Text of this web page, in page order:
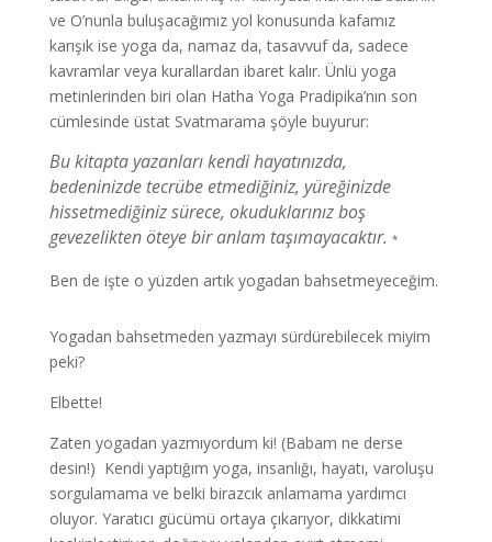
ve O’nunla buluşacağımız yol konusunda kafamız
karışık ise yoga da, namaz da, tasavvuf da, sadece
kavramlar veya kurallardan ibaret kalır. Ünlü yoga
metinlerinden biri olan Hatha Yoga Pradipika’nın son
cümlesinde üstat Svatmarama şöyle buyurur:
Bu kitapta yazanları kendi hayatınızda,
bedeninizde tecrübe etmediğiniz, yüreğinizde
hissetmediğiniz sürece, okuduklarınız boş
gevezelikten öteye bir anlam taşımayacaktır. *
Ben de işte o yüzden artık yogadan bahsetmeyeceğim.
Yogadan bahsetmeden yazmayı sürdürebilecek miyim
peki?
Elbette!
Zaten yogadan yazmıyordum ki! (Babam ne derse
desin!) Kendi yaptığım yoga, insanlığı, hayatı, varoluşu
sorgulamama ve belki birazcık anlamama yardımcı
oluyor. Yaratıcı gücümü ortaya çıkarıyor, dikkatimi